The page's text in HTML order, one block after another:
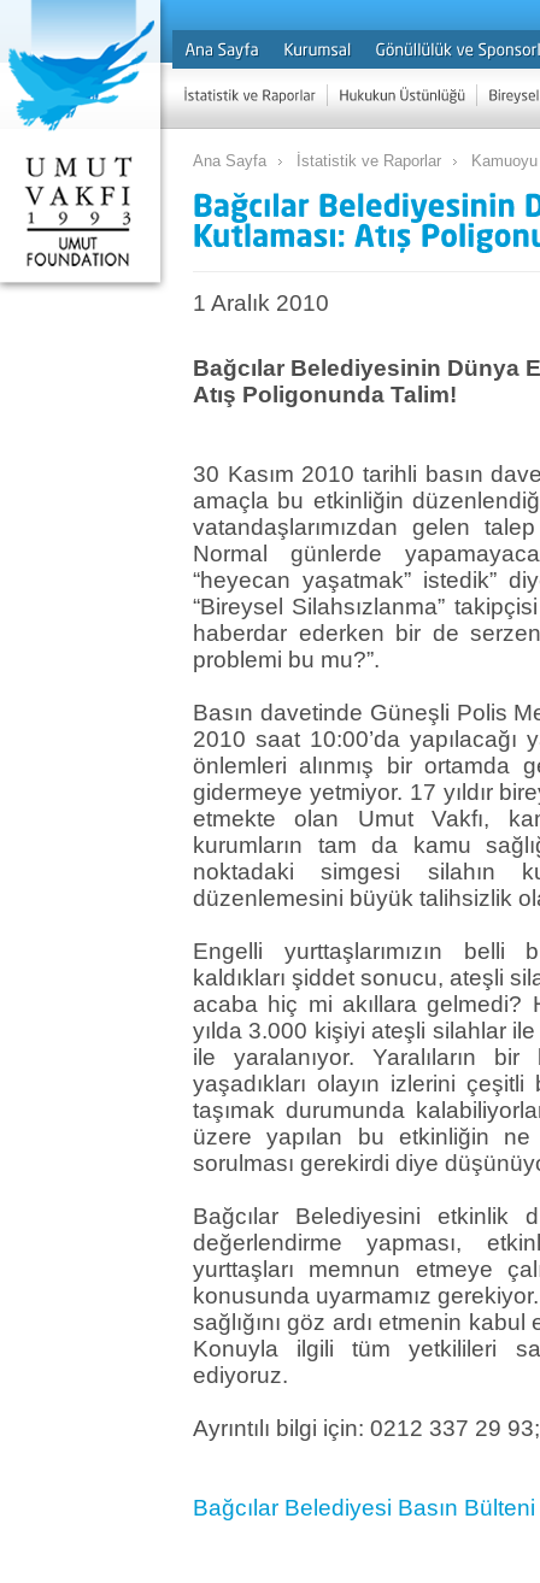
Ana Sayfa İstatistik ve Raporlar Kamuoyu
1 Aralık 2010
Bağcılar Belediyesinin Dünya
Atış Poligonunda Talim!
30 Kasım 2010 tarihli basın
amaçla bu etkinliğin
vatandaşlarımızdan gelen
Normal günlerde
“heyecan yaşatmak” istedik”
“Bireysel Silahsızlanma”
haberdar ederken bir de
problemi bu mu?”.
Basın davetinde Güneşli Polis
2010 saat 10:00’da
önlemleri alınmış bir ortamda
gidermeye yetmiyor. 17 yıldır
etmekte olan Umut Vakfı,
kurumların tam da kamu
noktadaki simgesi silahın
düzenlemesini büyük talihsizlik
Engelli yurttaşlarımızın
kaldıkları şiddet sonucu, ateşli
acaba hiç mi akıllara gelmedi?
yılda 3.000 kişiyi ateşli silahlar
ile yaralanıyor. Yaralıların bir
yaşadıkları olayın izlerini
taşımak durumunda
üzere yapılan bu etkinliğin
sorulması gerekirdi diye
Bağcılar Belediyesini etkinlik
değerlendirme yapması,
yurttaşları memnun etmeye
konusunda uyarmamız
sağlığını göz ardı etmenin
Konuyla ilgili tüm yetkilileri
ediyoruz.
Ayrıntılı bilgi için: 0212 337 29
Bağcılar Belediyesi Basın Bülteni